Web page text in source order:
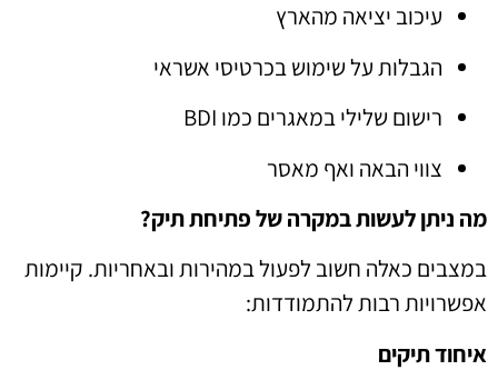
עיכוב יציאה מהארץ
הגבלות על שימוש בכרטיסי אשראי
רישום שלילי במאגרים כמו BDI
צווי הבאה ואף מאסר
מה ניתן לעשות במקרה של פתיחת תיק?
במצבים כאלה חשוב לפעול במהירות ובאחריות. קיימות
אפשרויות רבות להתמודדות:
איחוד תיקים